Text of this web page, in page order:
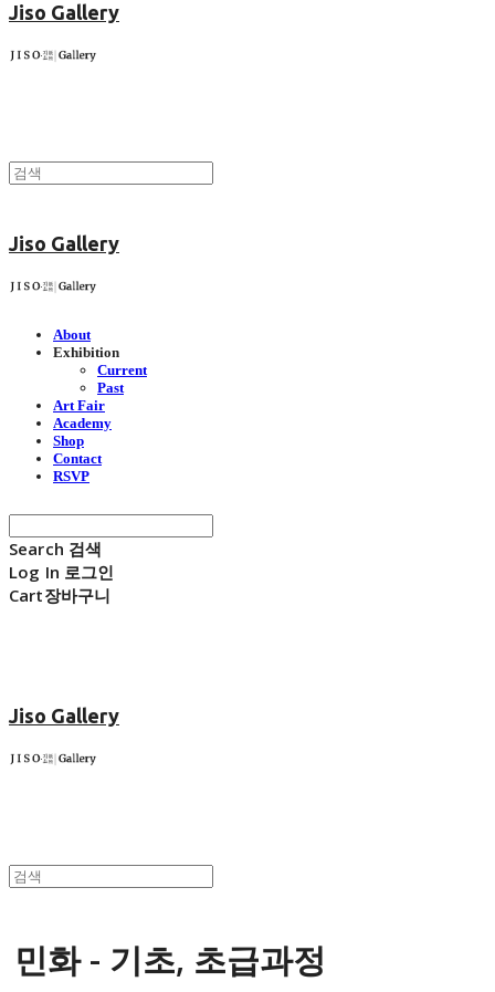
Jiso Gallery
Jiso Gallery
About
Exhibition
Current
Past
Art Fair
Academy
Shop
Contact
RSVP
Search 검색
Log In 로그인
Cart장바구니
Jiso Gallery
민화 - 기초, 초급과정